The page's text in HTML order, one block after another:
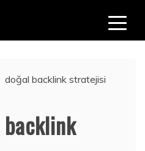
doğal backlink stratejisi